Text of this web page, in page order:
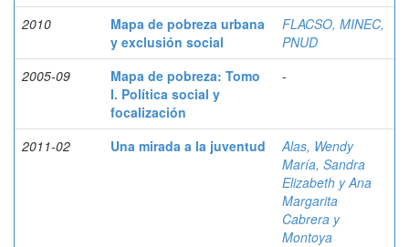
2010
Mapa de pobreza urbana
y exclusión social
FLACSO, MINEC,
PNUD
2005-09
Mapa de pobreza: Tomo
I. Política social y
focalización
-
2011-02 Una mirada a la juventud
Alas, Wendy
María, Sandra
Elizabeth y Ana
Margarita
Cabrera y
Montoya